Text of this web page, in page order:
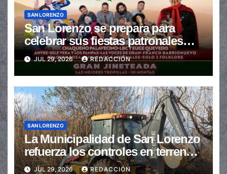
SAN LORENZO
San Lorenzo se prepara para
celebrar sus fiestas patronales
con un gran festival de Doma y
Folclore
JUL 29, 2026 REDACCIÓN
SAN LORENZO
La Municipalidad de San Lorenzo
refuerza los controles en terrenos
baldíos para prevenir incendios
JUL 29, 2026 REDACCIÓN